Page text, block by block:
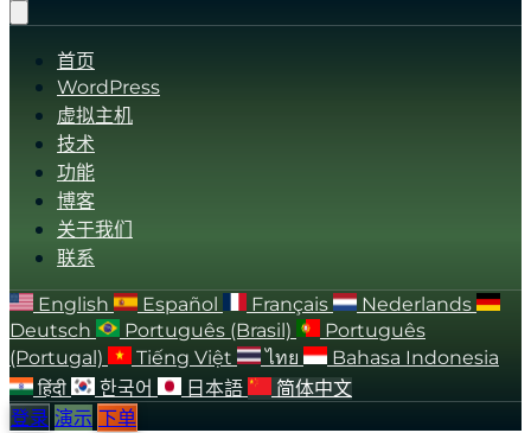
首页
WordPress
虚拟主机
技术
功能
博客
关于我们
联系
English Español Français
Nederlands
Deutsch
Português (Brasil)
Português
(Portugal)
Tiếng Việt ไทย
Bahasa Indonesia
हिंदी
한국어 日本語 简体中文
登录 演示 下单